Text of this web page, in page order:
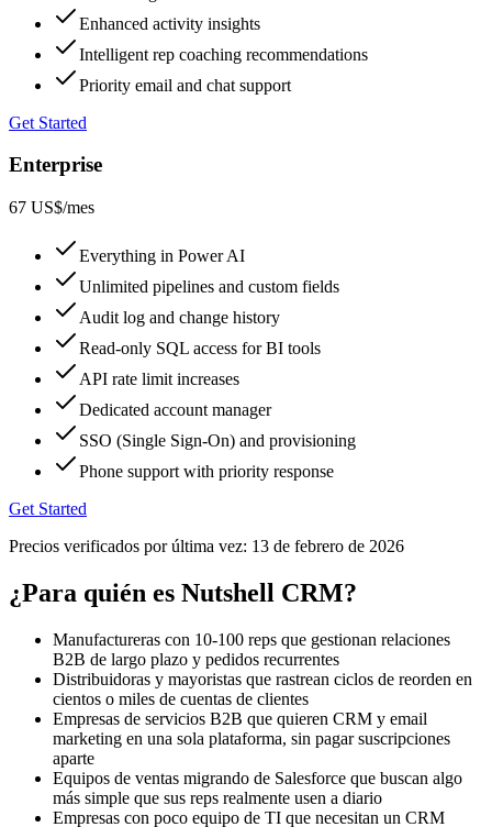
Enhanced activity insights
Intelligent rep coaching recommendations
Priority email and chat support
Get Started
Enterprise
67 US$/mes
Everything in Power AI
Unlimited pipelines and custom fields
Audit log and change history
Read-only SQL access for BI tools
API rate limit increases
Dedicated account manager
SSO (Single Sign-On) and provisioning
Phone support with priority response
Get Started
Precios verificados por última vez: 13 de febrero de 2026
¿Para quién es Nutshell CRM?
Manufactureras con 10-100 reps que gestionan relaciones
B2B de largo plazo y pedidos recurrentes
Distribuidoras y mayoristas que rastrean ciclos de reorden en
cientos o miles de cuentas de clientes
Empresas de servicios B2B que quieren CRM y email
marketing en una sola plataforma, sin pagar suscripciones
aparte
Equipos de ventas migrando de Salesforce que buscan algo
más simple que sus reps realmente usen a diario
Empresas con poco equipo de TI que necesitan un CRM